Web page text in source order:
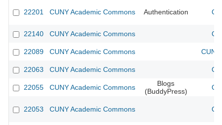
22201 CUNY Academic Commons Authentication
22140 CUNY Academic Commons
22089 CUNY Academic Commons
22063 CUNY Academic Commons
22055 CUNY Academic Commons
Blogs
(BuddyPress)
22053 CUNY Academic Commons